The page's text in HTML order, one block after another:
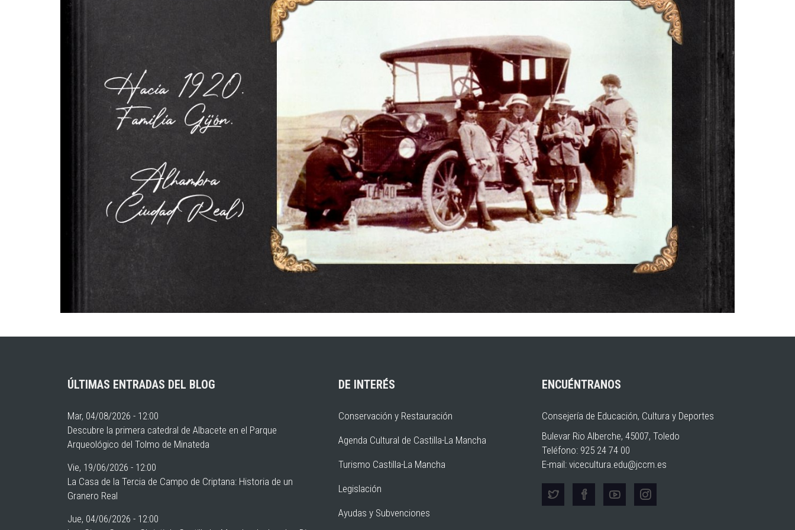
ÚLTIMAS ENTRADAS DEL BLOG
Mar, 04/08/2026 - 12:00
Descubre la primera catedral de Albacete en el Parque
Arqueológico del Tolmo de Minateda
Vie, 19/06/2026 - 12:00
La Casa de la Tercia de Campo de Criptana: Historia de un
Granero Real
Jue, 04/06/2026 - 12:00
DE INTERÉS
Conservación y Restauración
Agenda Cultural de Castilla-La Mancha
Turismo Castilla-La Mancha
Legislación
Ayudas y Subvenciones
ENCUÉNTRANOS
Consejería de Educación, Cultura y Deportes
Bulevar Rio Alberche, 45007, Toledo
Teléfono: 925 24 74 00
E-mail: vicecultura.edu@jccm.es